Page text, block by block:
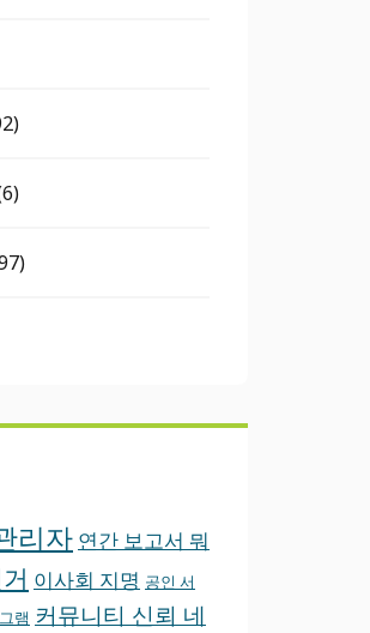
리자 연간 보고서 뭐
이사회 지명 공인 서
램 커뮤니티 신뢰 네